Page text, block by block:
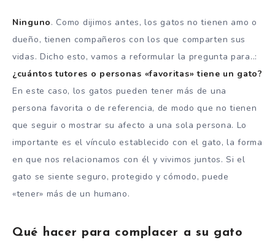
Ninguno. Como dijimos antes, los gatos no tienen amo o
dueño, tienen compañeros con los que comparten sus
vidas. Dicho esto, vamos a reformular la pregunta para..:
¿cuántos tutores o personas «favoritas» tiene un gato?
En este caso, los gatos pueden tener más de una
persona favorita o de referencia, de modo que no tienen
que seguir o mostrar su afecto a una sola persona. Lo
importante es el vínculo establecido con el gato, la forma
en que nos relacionamos con él y vivimos juntos. Si el
gato se siente seguro, protegido y cómodo, puede
«tener» más de un humano.
Qué hacer para complacer a su gato